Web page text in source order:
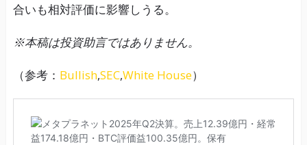
合いも相対評価に影響しうる。
※本稿は投資助言ではありません。
（参考： Bullish,SEC,White House）